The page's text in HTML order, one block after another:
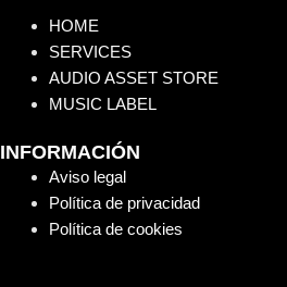
HOME
SERVICES
AUDIO ASSET STORE
MUSIC LABEL
INFORMACIÓN
Aviso legal
Política de privacidad
Política de cookies